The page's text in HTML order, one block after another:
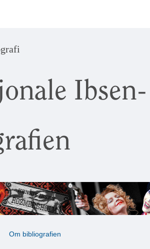
Ibsen-
Om bibliografien